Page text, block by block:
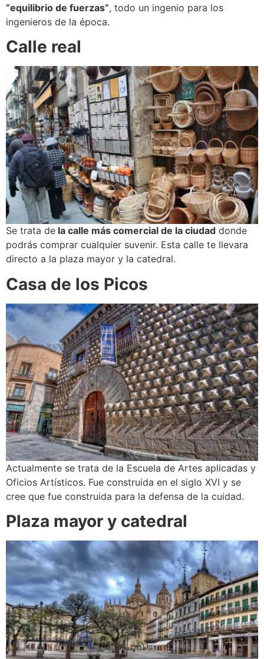
“equilibrio de fuerzas”, todo un ingenio para los
ingenieros de la época.
Calle real
Se trata de la calle más comercial de la ciudad donde
podrás comprar cualquier suvenir. Esta calle te llevara
directo a la plaza mayor y la catedral.
Casa de los Picos
Actualmente se trata de la Escuela de Artes aplicadas y
Oficios Artísticos. Fue construida en el siglo XVI y se
cree que fue construida para la defensa de la cuidad.
Plaza mayor y catedral